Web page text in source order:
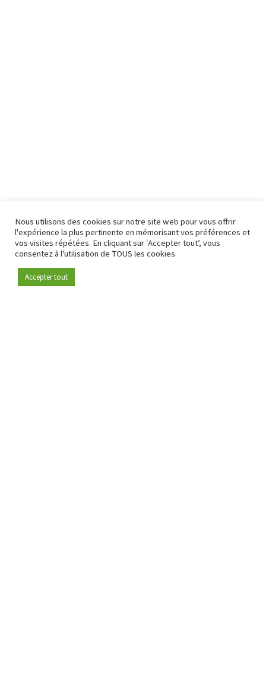
Devenez membre
Nous utilisons des cookies sur notre site web pour vous offrir
l'expérience la plus pertinente en mémorisant vos préférences et
vos visites répétées. En cliquant sur ‘Accepter tout’, vous
consentez à l'utilisation de TOUS les cookies.
Accepter tout